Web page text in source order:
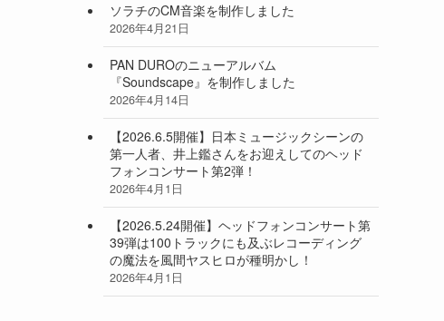
ソラチのCM音楽を制作しました
2026年4月21日
PAN DUROのニューアルバム
『Soundscape』を制作しました
2026年4月14日
【2026.6.5開催】日本ミュージックシーンの
第一人者、井上鑑さんをお迎えしてのヘッド
フォンコンサート第2弾！
2026年4月1日
【2026.5.24開催】ヘッドフォンコンサート第
39弾は100トラックにも及ぶレコーディング
の魔法を風間ヤスヒロが種明かし！
2026年4月1日